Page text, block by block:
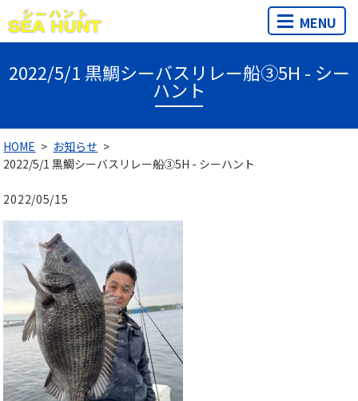
MENU
2022/5/1 黒鯛シーバスリレー船③5H - シー
ハント
HOME
お知らせ
2022/5/1 黒鯛シーバスリレー船③5H - シーハント
2022/05/15